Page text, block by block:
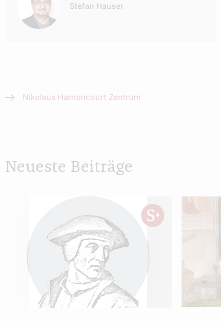
Stefan Hauser
Nikolaus Harnoncourt Zentrum
Neueste Beiträge